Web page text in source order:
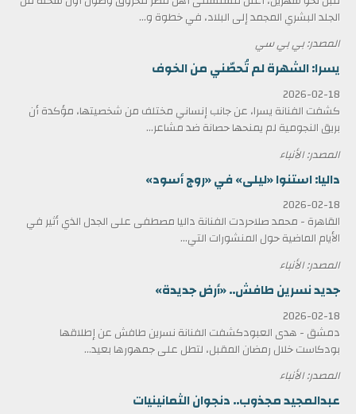
الجلد البشري المجمد إلى البلاد، في خطوة و...
المصدر: بي بي سي
يسرا: الشهرة لم تُحصّني من الخوف
2026-02-18
كشفت الفنانة يسرا، عن جانب إنساني مختلف من شخصيتها، مؤكدة أن
بريق النجومية لم يمنحها حصانة ضد مشاعر...
المصدر: الأنباء
داليا: استنوا «ليلى» في «روج أسود»
2026-02-18
القاهرة - محمد صلاحردت الفنانة داليا مصطفى على الجدل الذي أثير في
الأيام الماضية حول المنشورات التي...
المصدر: الأنباء
جديد نسرين طافش.. «أرض جديدة»
2026-02-18
دمشق - هدى العبودكشفت الفنانة نسرين طافش عن إطلاقها
بودكاست خلال رمضان المقبل، لتطل على جمهورها بعيد...
المصدر: الأنباء
عبدالمجيد مجذوب.. دنجوان الثمانينيات